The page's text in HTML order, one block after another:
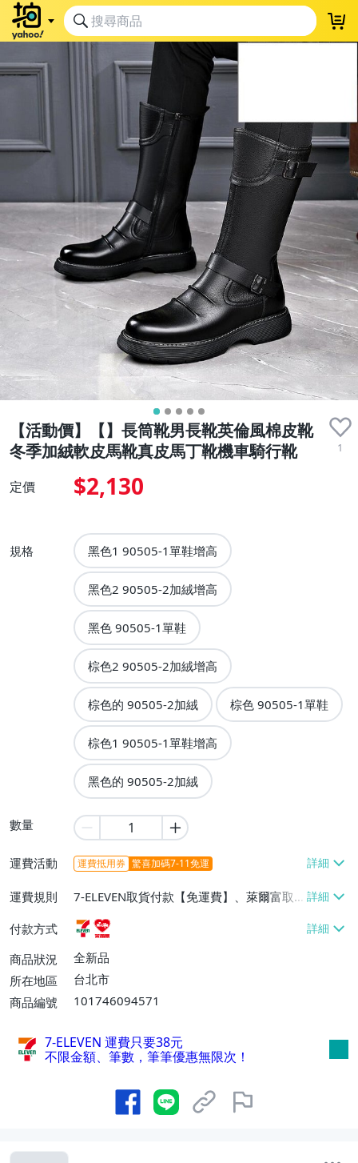
【活動價】【】長筒靴男長靴英倫風棉皮靴
冬季加絨軟皮馬靴真皮馬丁靴機車騎行靴
1
定價 $2,130
規格 黑色1 90505-1單鞋增高
黑色2 90505-2加絨增高
黑色 90505-1單鞋
棕色2 90505-2加絨增高
棕色的 90505-2加絨 棕色 90505-1單鞋
棕色1 90505-1單鞋增高
黑色的 90505-2加絨
數量
運費活動 運費抵用券 驚喜加碼7-11免運
運費規則
7-ELEVEN取貨付款【免運費】、萊爾富取
貨付款【免運費】
付款方式
商品狀況
全新品
所在地區
台北市
商品編號
101746094571
7-ELEVEN 運費只要38元
不限金額、筆數，筆筆優惠無限次！